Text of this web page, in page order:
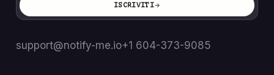
ISCRIVITI
support@notify-me.io+1 604-373-9085